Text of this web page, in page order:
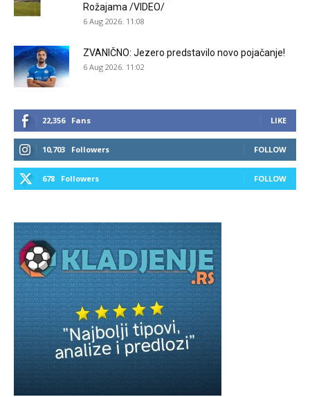
Rožajama /VIDEO/
6 Aug 2026. 11:08
ZVANIČNO: Jezero predstavilo novo pojačanje!
6 Aug 2026. 11:02
22,356 Fans LIKE
10,703 Followers FOLLOW
678 Followers FOLLOW